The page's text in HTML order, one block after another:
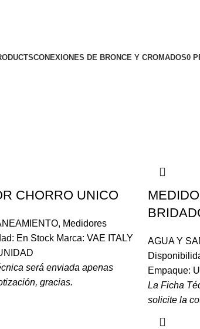
CONEXIONES DE BRONCE Y CROMADOS0
CHORRO UNICO
, Medidores
En Stock Marca: VAE ITALY
será enviada apenas
gracias.
AGUA Y
Empaque:
La Ficha
solicite la